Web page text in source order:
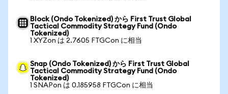
Block (Ondo Tokenized) から First Trust Global
Tactical Commodity Strategy Fund (Ondo
Tokenized)
1 XYZon は 2.7605 FTGCon に相当
Snap (Ondo Tokenized) から First Trust Global
Tactical Commodity Strategy Fund (Ondo
Tokenized)
1 SNAPon は 0.185958 FTGCon に相当